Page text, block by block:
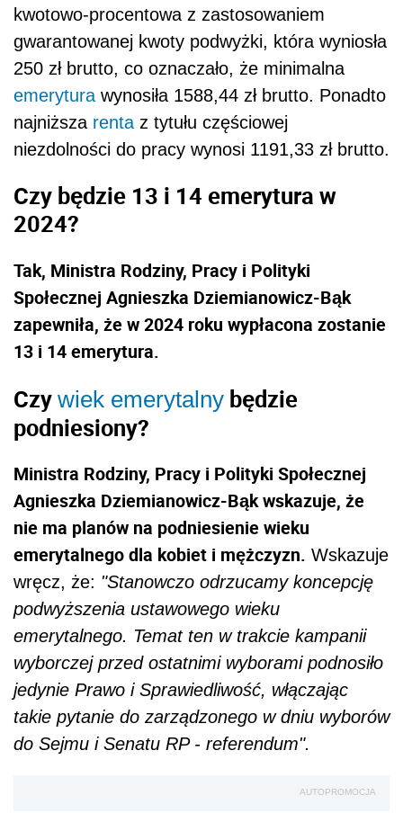
kwotowo-procentowa z zastosowaniem
gwarantowanej kwoty podwyżki, która wyniosła
250 zł brutto, co oznaczało, że minimalna
emerytura wynosiła 1588,44 zł brutto. Ponadto
najniższa renta z tytułu częściowej
niezdolności do pracy wynosi 1191,33 zł brutto.
Czy będzie 13 i 14 emerytura w
2024?
Tak, Ministra Rodziny, Pracy i Polityki
Społecznej Agnieszka Dziemianowicz-Bąk
zapewniła, że w 2024 roku wypłacona zostanie
13 i 14 emerytura.
Czy wiek emerytalny będzie
podniesiony?
Ministra Rodziny, Pracy i Polityki Społecznej
Agnieszka Dziemianowicz-Bąk wskazuje, że
nie ma planów na podniesienie wieku
emerytalnego dla kobiet i mężczyzn. Wskazuje
wręcz, że: "Stanowczo odrzucamy koncepcję
podwyższenia ustawowego wieku
emerytalnego. Temat ten w trakcie kampanii
wyborczej przed ostatnimi wyborami podnosiło
jedynie Prawo i Sprawiedliwość, włączając
takie pytanie do zarządzonego w dniu wyborów
do Sejmu i Senatu RP - referendum".
AUTOPROMOCJA